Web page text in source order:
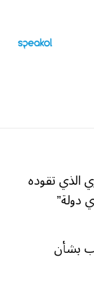
الذي تقوده
دولة”
بشأن